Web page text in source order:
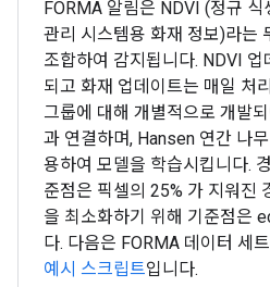
FORMA 알림은 NDVI (정규
관리 시스템용 화재 정보)라는
조합하여 감지됩니다. NDVI 업
되고 화재 업데이트는 매일 처
그룹에 대해 개별적으로 개발
과 연결하며, Hansen 연간 나
용하여 모델을 학습시킵니다.
준점은 픽셀의 25% 가 지워진
을 최소화하기 위해 기준점은
다. 다음은 FORMA 데이터 세
예시 스크립트입니다.